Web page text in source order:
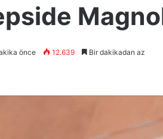
önce 12.639 Bir dakikadan az